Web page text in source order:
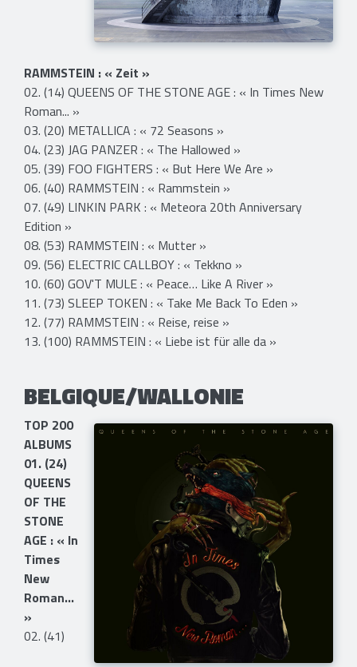
RAMMSTEIN : « Zeit »
02. (14) QUEENS OF THE STONE AGE : « In Times New
Roman... »
03. (20) METALLICA : « 72 Seasons »
04. (23) JAG PANZER : « The Hallowed »
05. (39) FOO FIGHTERS : « But Here We Are »
06. (40) RAMMSTEIN : « Rammstein »
07. (49) LINKIN PARK : « Meteora 20th Anniversary
Edition »
08. (53) RAMMSTEIN : « Mutter »
09. (56) ELECTRIC CALLBOY : « Tekkno »
10. (60) GOV'T MULE : « Peace… Like A River »
11. (73) SLEEP TOKEN : « Take Me Back To Eden »
12. (77) RAMMSTEIN : « Reise, reise »
13. (100) RAMMSTEIN : « Liebe ist für alle da »
BELGIQUE/WALLONIE
TOP 200
ALBUMS
01. (24)
QUEENS
OF THE
STONE
AGE : « In
Times
New
Roman...
»
02. (41)